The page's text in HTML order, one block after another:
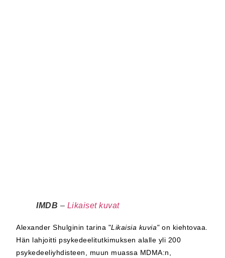
IMDB – Likaiset kuvat
Alexander Shulginin tarina "Likaisia kuvia"on kiehtovaa.
Hän lahjoitti psykedeelitutkimuksen alalle yli 200
psykedeeliyhdisteen, muun muassa MDMA:n,